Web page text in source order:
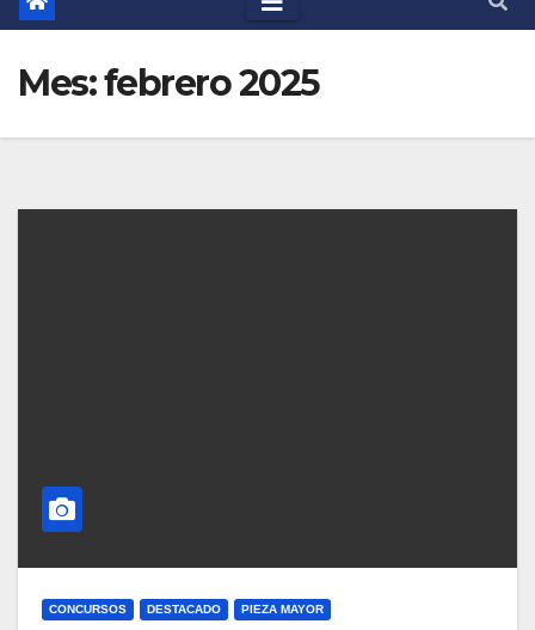
Mes:febrero 2025
CONCURSOS DESTACADO PIEZA MAYOR